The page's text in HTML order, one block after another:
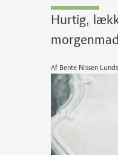
Hurtig,
Af Bente Nissen